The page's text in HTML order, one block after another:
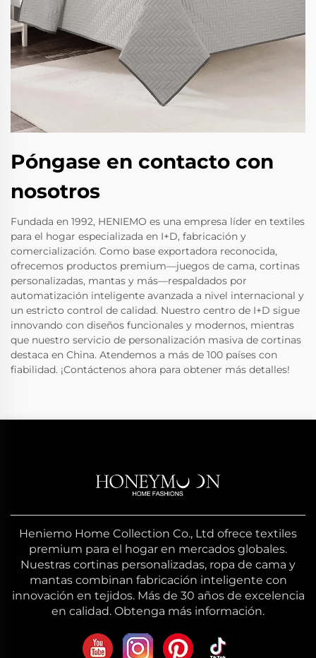
Póngase en contacto con
nosotros
Fundada en 1992, HENIEMO es una empresa líder en textiles
para el hogar especializada en I+D, fabricación y
comercialización. Como base exportadora reconocida,
ofrecemos productos premium—juegos de cama, cortinas
personalizadas, mantas y más—respaldados por
automatización inteligente avanzada a nivel internacional y
un estricto control de calidad. Nuestro centro de I+D sigue
innovando con diseños funcionales y modernos, mientras
que nuestro servicio de personalización masiva de cortinas
destaca en China. Atendemos a más de 100 países con
fiabilidad. ¡Contáctenos ahora para obtener más detalles!
Heniemo Home Collection Co., Ltd ofrece textiles
premium para el hogar en mercados globales.
Nuestras cortinas personalizadas, ropa de cama y
mantas combinan fabricación inteligente con
innovación en tejidos. Más de 30 años de excelencia
en calidad. Obtenga más información.